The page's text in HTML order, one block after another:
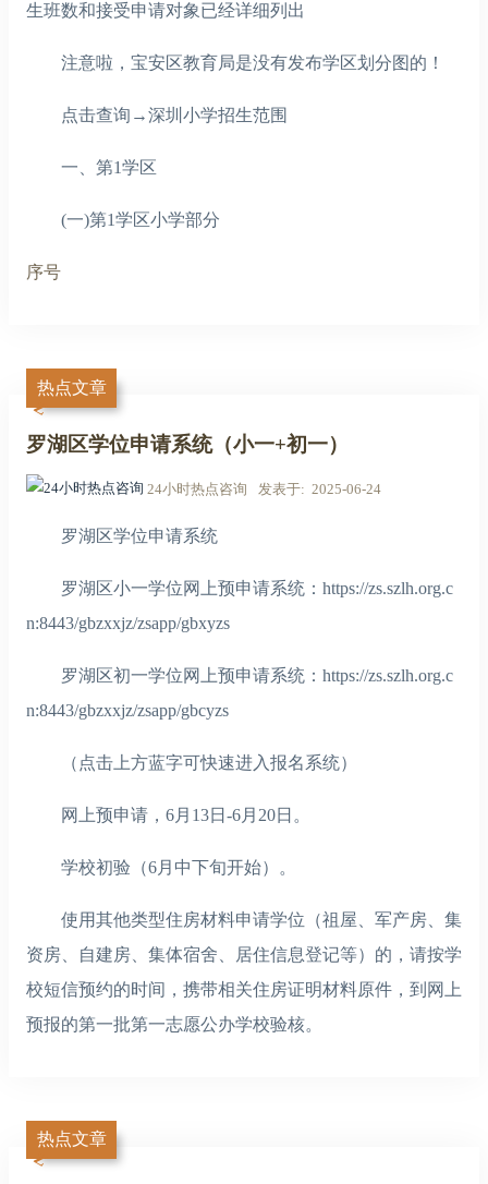
生班数和接受申请对象已经详细列出
注意啦，宝安区教育局是没有发布学区划分图的！
点击查询→深圳小学招生范围
一、第1学区
(一)第1学区小学部分
序号
热点文章
罗湖区学位申请系统（小一+初一）
24小时热点咨询 发表于 2025-06-24
罗湖区学位申请系统
罗湖区小一学位网上预申请系统：https://zs.szlh.org.c
n:8443/gbzxxjz/zsapp/gbxyzs
罗湖区初一学位网上预申请系统：https://zs.szlh.org.c
n:8443/gbzxxjz/zsapp/gbcyzs
（点击上方蓝字可快速进入报名系统）
网上预申请，6月13日-6月20日。
学校初验（6月中下旬开始）。
使用其他类型住房材料申请学位（祖屋、军产房、集
资房、自建房、集体宿舍、居住信息登记等）的，请按学
校短信预约的时间，携带相关住房证明材料原件，到网上
预报的第一批第一志愿公办学校验核。
热点文章